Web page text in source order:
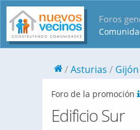
Foros
Asturias Gijón
Foro de la promoción
Edificio Sur